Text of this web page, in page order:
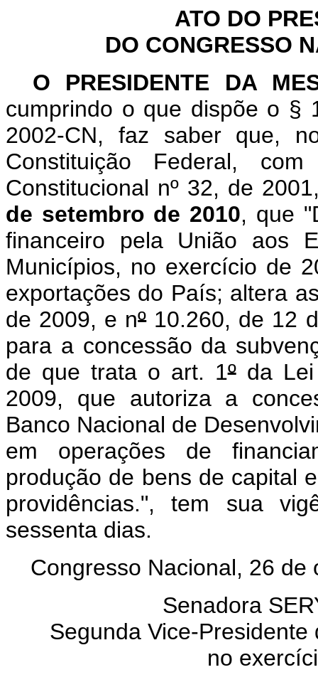
ATO DO
DO CONGRESSO
O PRESIDENTE DA
cumprindo o que dispõe o §
2002-CN, faz saber que,
Constituição Federal,
Constitucional nº 32, de
de setembro de 2010, que
financeiro pela União aos
Municípios, no exercício de
exportações do País; altera
de 2009, e nº10.260, de 12
para a concessão da
de que trata o art. 1ºda
2009, que autoriza a
Banco Nacional de
em operações de
produção de bens de capital
providências.", tem sua
sessenta dias.
Congresso Nacional, 26 de
Senadora
Segunda Vice-
no